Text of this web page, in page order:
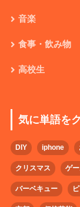
音楽
食事・飲み物
高校生
気に単語を
DIY iphone
クリスマス ゲ
バーベキュー